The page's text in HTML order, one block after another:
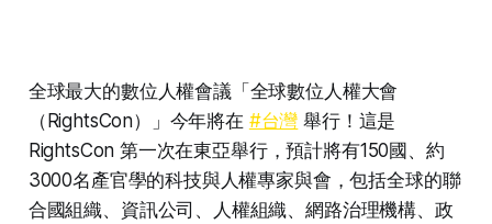
全球最大的數位人權會議「全球數位人權大會
（RightsCon）」今年將在 #台灣 舉行！這是
RightsCon 第一次在東亞舉行，預計將有150國、約
3000名產官學的科技與人權專家與會，包括全球的聯
合國組織、資訊公司、人權組織、網路治理機構、政